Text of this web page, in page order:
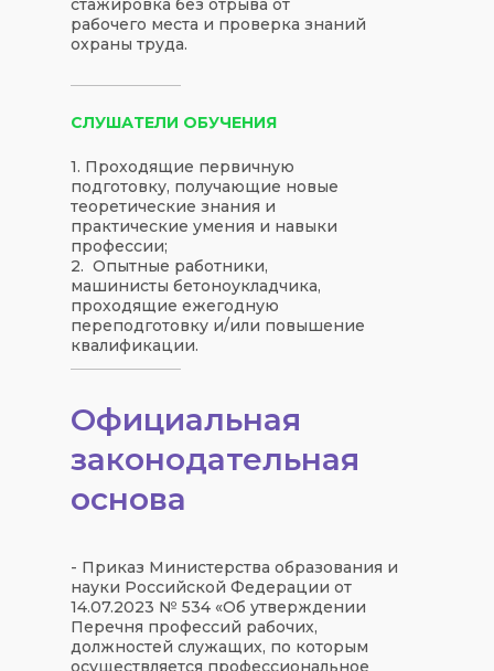
СЛУШАТЕЛИ ОБУЧЕНИЯ
1. Проходящие первичную
подготовку, получающие новые
теоретические знания и
практические умения и навыки
профессии;
2. Опытные работники,
машинисты бетоноукладчика,
проходящие ежегодную
переподготовку и/или повышение
квалификации.
стажировка без отрыва от
рабочего места и проверка знаний
охраны труда.
Официальная
законодательная
основа
- Приказ Министерства образования и
науки Российской Федерации от
14.07.2023 № 534 «Об утверждении
Перечня профессий рабочих,
должностей служащих, по которым
осуществляется профессиональное